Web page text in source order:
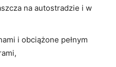
na autostradzie i w
i obciążone pełnym